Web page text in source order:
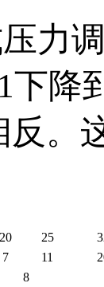
力
下降
反。
20 25
7 11
8